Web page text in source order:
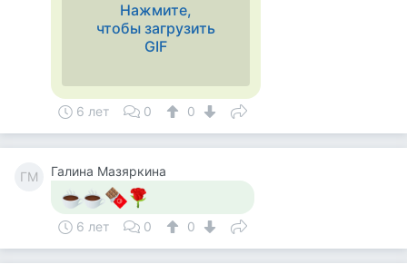
Нажмите,
чтобы загрузить
GIF
6 лет 0 0
ГМ Галина Мазяркина
6 лет 0 0